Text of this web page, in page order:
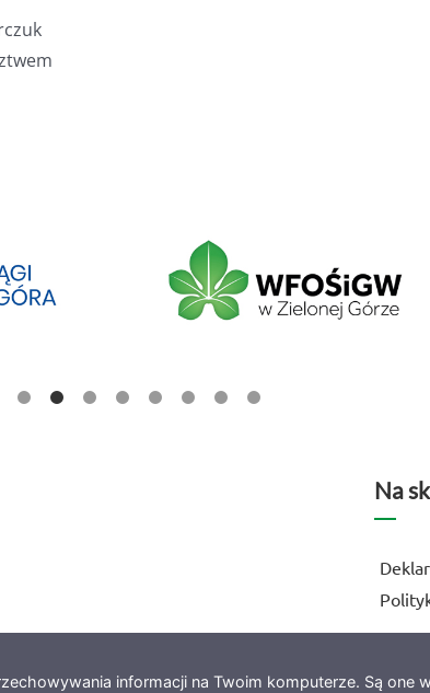
Na
informacji na Twoim komputerze. Są one